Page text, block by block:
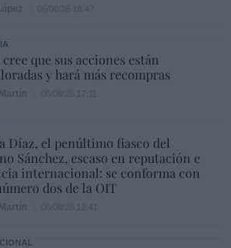
que sus acciones están
y hará más recompras
Díaz, el penúltimo fiasco del
Sánchez, escaso en reputación e
internacional: se conforma con
dos de la OIT